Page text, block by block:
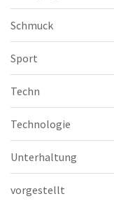
Schmuck
Sport
Techn
Technologie
Unterhaltung
vorgestellt